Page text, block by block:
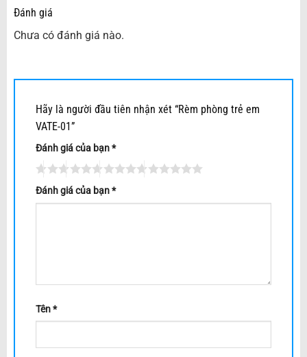
Đánh giá
Chưa có đánh giá nào.
Hãy là người đầu tiên nhận xét “Rèm phòng trẻ em
VATE-01”
Đánh giá của bạn*
Đánh giá của bạn*
Tên*